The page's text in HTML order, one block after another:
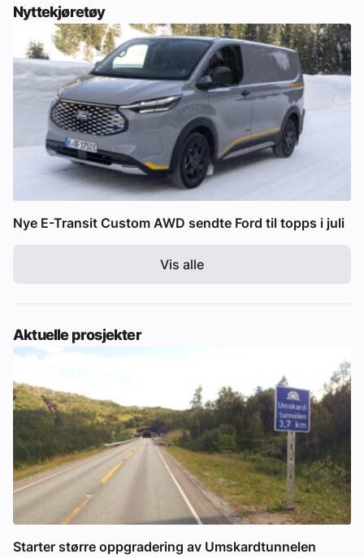
Nyttekjøretøy
Nye E-Transit Custom AWD sendte Ford til topps i juli
Vis alle
Aktuelle prosjekter
Starter større oppgradering av Umskardtunnelen